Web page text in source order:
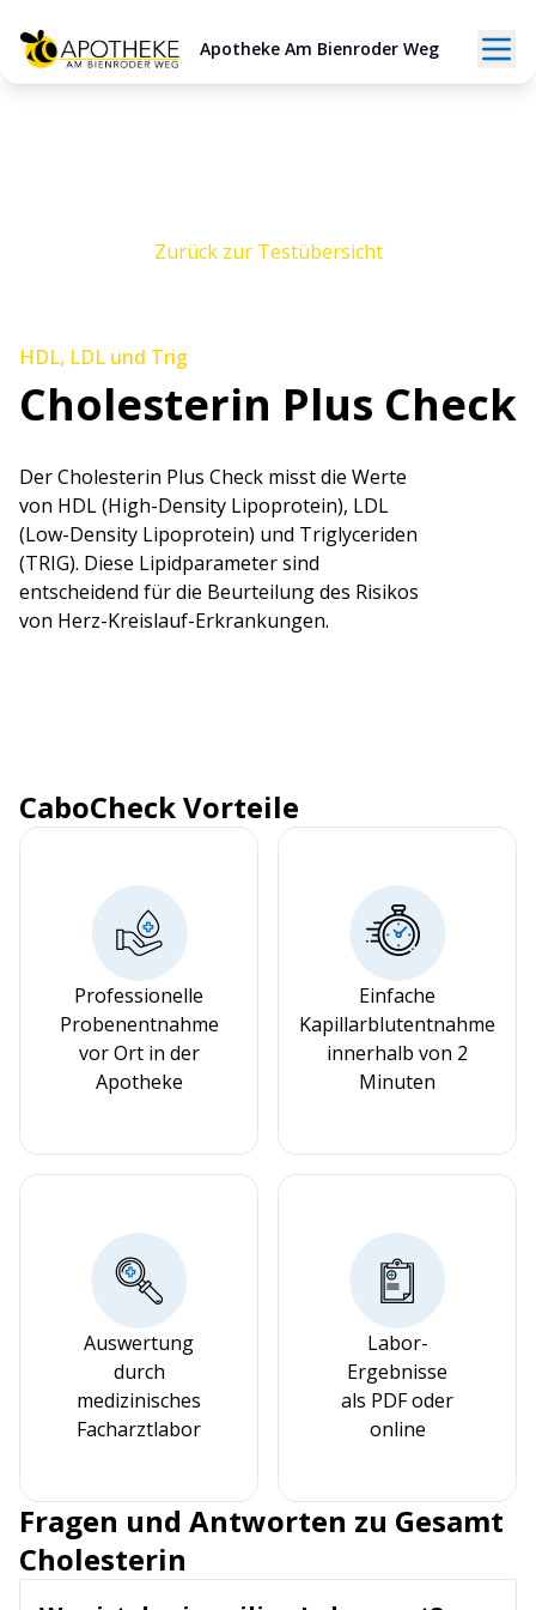
Apotheke Am Bienroder Weg
Zurück zur Testübersicht
HDL, LDL und Trig
Cholesterin Plus Check
Der Cholesterin Plus Check misst die Werte
von HDL (High-Density Lipoprotein), LDL
(Low-Density Lipoprotein) und Triglyceriden
(TRIG). Diese Lipidparameter sind
entscheidend für die Beurteilung des Risikos
von Herz-Kreislauf-Erkrankungen.
CaboCheck Vorteile
Professionelle
Probenentnahme
vor Ort in der
Apotheke
Einfache
Kapillarblutentnahme
innerhalb von 2
Minuten
Auswertung
durch
medizinisches
Facharztlabor
Labor-
Ergebnisse
als PDF oder
online
Fragen und Antworten zu Gesamt
Cholesterin